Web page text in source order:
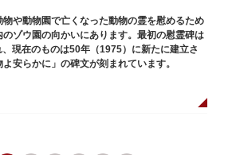
や動物園で亡くなった動物の霊を慰めるため
ゾウ園の向かいにあります。最初の慰霊碑は
現在のものは50年（1975）に新たに建立さ
安らかに」の碑文が刻まれています。